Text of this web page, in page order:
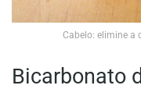
Cabelo: elimine a
Bicarbonato